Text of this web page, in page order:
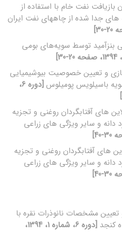
بازیافت نفت خام با استفاده از
های جدا شده از چاههای نفت ایران
بنزآمید توسط سویه‌های بومی
و تعیین خصوصیت بیوشیمیایی
باسیلویس پومیلوس
[دوره 6،
های آفتابگردان روغنی و تجزیه
دانه و سایر ویژگی های زراعی
های آفتابگردان روغنی و تجزیه
دانه و سایر ویژگی های زراعی
تعیین مشخصات نانوذرات نقره با
کنجد
[دوره 6، شماره 1، 1394،